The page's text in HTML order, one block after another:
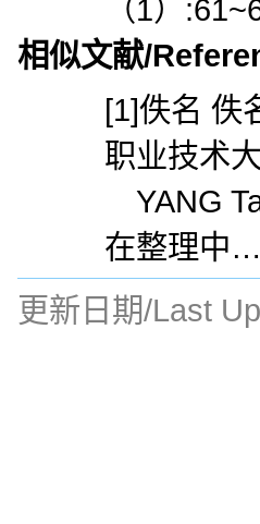
（1）
相似文献/
[1]佚名 佚
职业技术
YANG
在整理中
更新日期/Last